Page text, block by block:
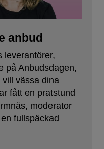
anbud
leverantörer,
på Anbudsdagen,
vässa dina
fått en pratstund
moderator
fullspäckad